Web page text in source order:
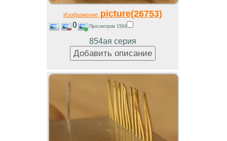
Изображениеpicture(26753)
0 Просмотров 1504
854ая серия